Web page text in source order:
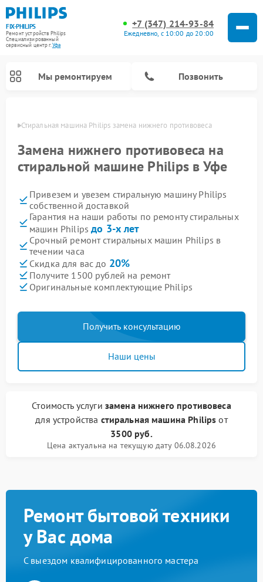
FIX-PHILIPS
Ремонт устройств Philips
Специализированный
cервисный центр г.Уфа
+7 (347) 214-93-84
Ежедневно, с 10:00 до 20:00
Мы ремонтируем Позвонить
Стиральная машина Philips замена нижнего противовеса
Замена нижнего противовеса на
стиральной машине Philips в Уфе
Привезем и увезем стиральную машину Philips
собственной доставкой
Гарантия на наши работы по ремонту стиральных
машин Philipsдо 3-х лет
Срочный ремонт стиральных машин Philips в
течении часа
Скидка для вас до 20%
Получите 1500 рублей на ремонт
Оригинальные комплектующие Philips
Получить консультацию
Наши цены
Стоимость услуги замена нижнего противовеса
для устройства стиральная машина Philips от
3500 руб.
Цена актуальна на текущую дату 06.08.2026
Ремонт бытовой техники
у Вас дома
С выездом квалифицированного мастера